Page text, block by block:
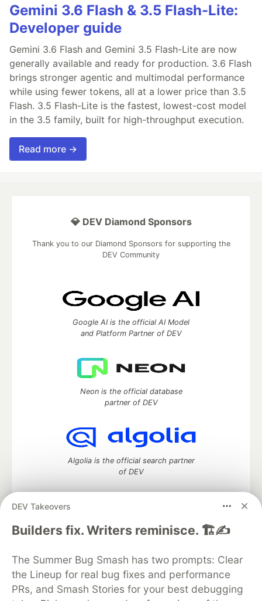
Gemini 3.6 Flash & 3.5 Flash-Lite:
Developer guide
Gemini 3.6 Flash and Gemini 3.5 Flash-Lite are now
generally available and ready for production. 3.6 Flash
brings stronger agentic and multimodal performance
while using fewer tokens, all at a lower price than 3.5
Flash. 3.5 Flash-Lite is the fastest, lowest-cost model
in the 3.5 family, built for high-throughput execution.
Read more →
DEV Takeovers
Builders fix. Writers reminisce. 🏗️✍️
The Summer Bug Smash has two prompts: Clear
the Lineup for real bug fixes and performance
PRs, and Smash Stories for your best debugging
💎 DEV Diamond Sponsors
Thank you to our Diamond Sponsors for supporting the
DEV Community
Google AI is the official AI Model
and Platform Partner of DEV
Neon is the official database
partner of DEV
Algolia is the official search partner
of DEV
DEV Community— A space to discuss and keep up software
DEV Education Tracks
DEV Help
Advertise on DEV
Organization Accounts
DEV Showcase About
Contact
Free Postgres Database
DEV Shop
MLH